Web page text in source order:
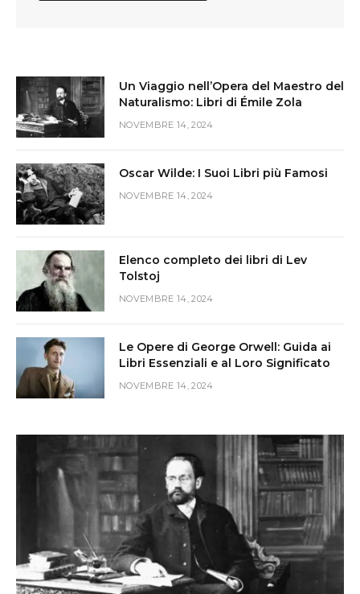
Un Viaggio nell’Opera del Maestro del
Naturalismo: Libri di Émile Zola
NOVEMBRE 14, 2024
Oscar Wilde: I Suoi Libri più Famosi
NOVEMBRE 14, 2024
Elenco completo dei libri di Lev
Tolstoj
NOVEMBRE 14, 2024
Le Opere di George Orwell: Guida ai
Libri Essenziali e al Loro Significato
NOVEMBRE 14, 2024